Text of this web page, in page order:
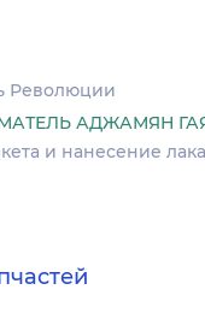
Революции
АДЖАМЯН
и нанесение